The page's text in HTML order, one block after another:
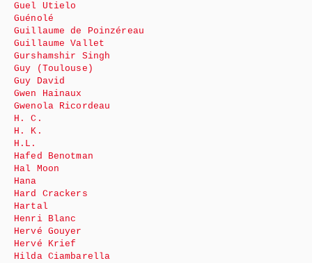
Guel Utielo
Guénolé
Guillaume de Poinzéreau
Guillaume Vallet
Gurshamshir Singh
Guy (Toulouse)
Guy David
Gwen Hainaux
Gwenola Ricordeau
H. C.
H. K.
H.L.
Hafed Benotman
Hal Moon
Hana
Hard Crackers
Hartal
Henri Blanc
Hervé Gouyer
Hervé Krief
Hilda Ciambarella